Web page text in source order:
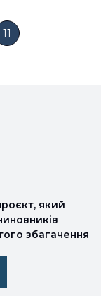
11
який
збагачення